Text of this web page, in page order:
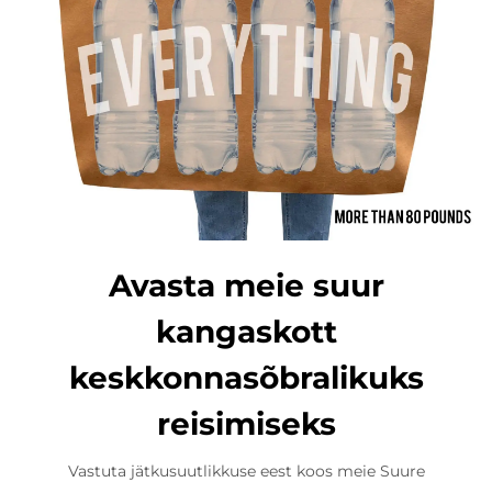
Avasta meie suur
kangaskott
keskkonnasõbralikuks
reisimiseks
Vastuta jätkusuutlikkuse eest koos meie Suure